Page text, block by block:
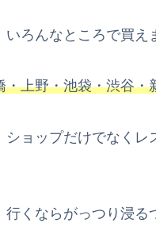
ろんなところで買え
上野・池袋・渋谷
ョップだけでなく
くならがっつり浸る